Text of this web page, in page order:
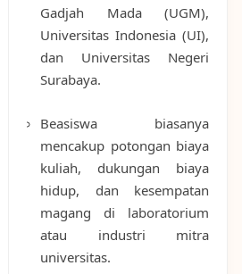
Gadjah Mada (UGM),
Universitas Indonesia (UI),
dan Universitas Negeri
Surabaya.
Beasiswa biasanya
mencakup potongan biaya
kuliah, dukungan biaya
hidup, dan kesempatan
magang di laboratorium
atau industri mitra
universitas.